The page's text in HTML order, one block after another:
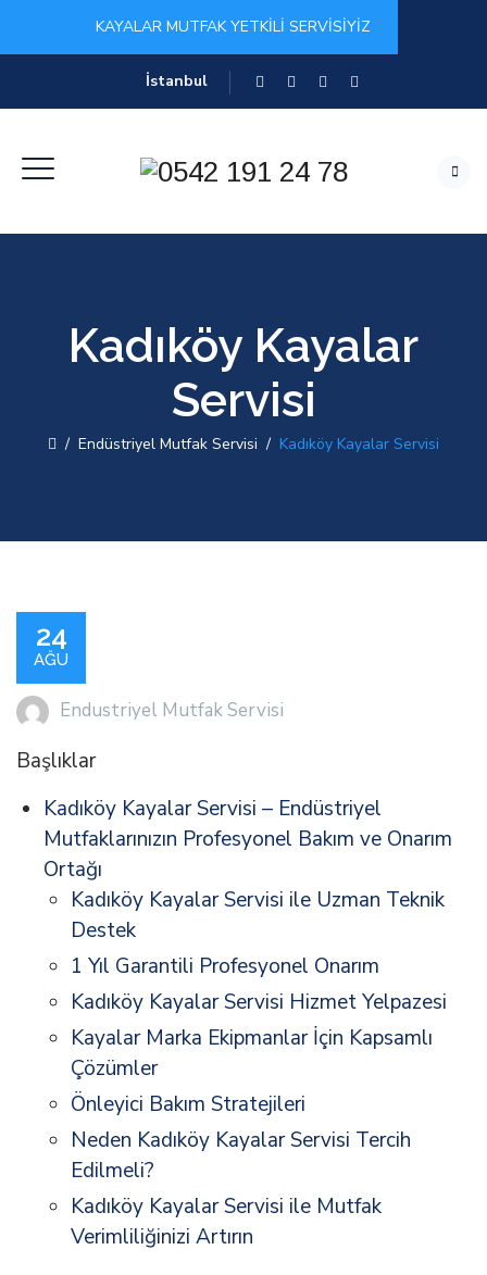
KAYALAR MUTFAK YETKİLİ SERVİSİYİZ
İstanbul
Kadıköy Kayalar
Servisi
/ Endüstriyel Mutfak Servisi / Kadıköy Kayalar Servisi
24
AĞU
Endustriyel Mutfak Servisi
Başlıklar
Kadıköy Kayalar Servisi – Endüstriyel
Mutfaklarınızın Profesyonel Bakım ve Onarım
Ortağı
Kadıköy Kayalar Servisi ile Uzman Teknik
Destek
1 Yıl Garantili Profesyonel Onarım
Kadıköy Kayalar Servisi Hizmet Yelpazesi
Kayalar Marka Ekipmanlar İçin Kapsamlı
Çözümler
Önleyici Bakım Stratejileri
Neden Kadıköy Kayalar Servisi Tercih
Edilmeli?
Kadıköy Kayalar Servisi ile Mutfak
Verimliliğinizi Artırın